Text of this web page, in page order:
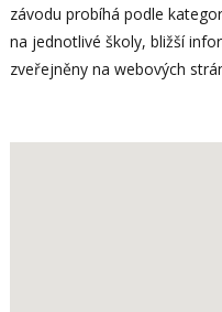
závodu probíhá podle
na jednotlivé školy, bližší
zveřejněny na webových